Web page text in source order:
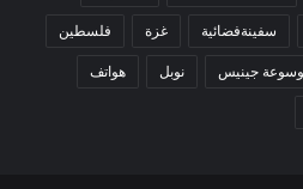
سفينةفضائية غزة فلسطين
جينيس نوبل هواتف